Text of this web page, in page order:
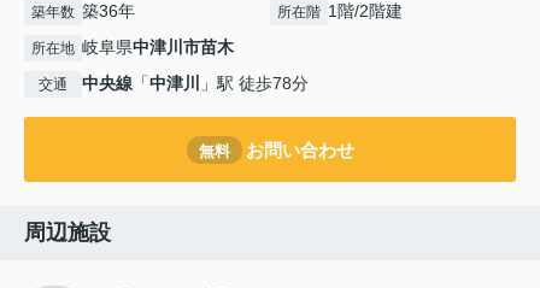
築年数 築36年 所在階 1階/2階建
所在地 岐阜県中津川市苗木
交通 中央線 「中津川 」駅 徒歩78分
無料 お問い合わせ
周辺施設